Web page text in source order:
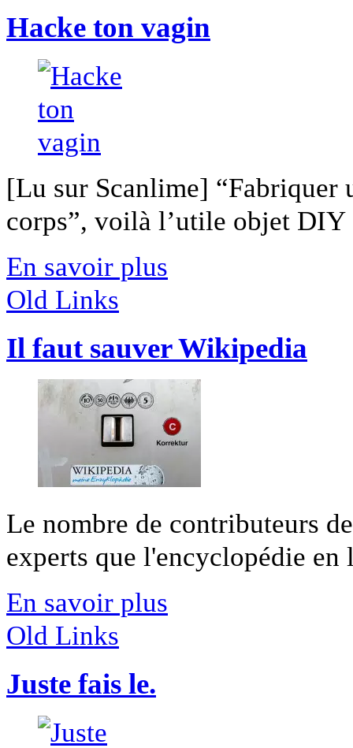
Hacke ton vagin
[Lu sur Scanlime] “Fabriquer
corps”, voilà l’utile objet
En savoir plus
Old Links
Il faut sauver Wikipedia
Le nombre de contributeurs
experts que l'encyclopédie
En savoir plus
Old Links
Juste fais le.